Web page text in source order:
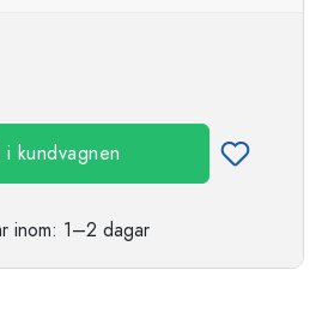
kundvagnen
inom: 1–2 dagar